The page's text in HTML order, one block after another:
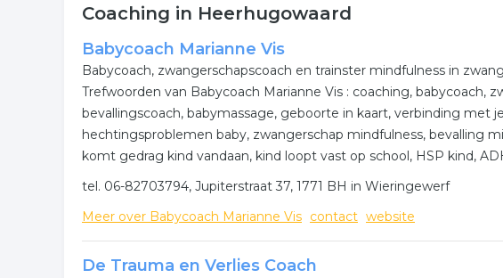
Heerhugowaard.
Wilt u meer weten over counseling in de regio? Klik op het item
komen of hoe u contact kunt opnemen. De volgende informatie is
Heerhugowaard.
Meer bedrijven in Heerhugowaard
Wij vonden meer informatie over coaching advies. De volgende
rubriek:
coachen counseling coaching advies coaching
.
Coaching in Heerhugowaard
Babycoach Marianne Vis
Babycoach, zwangerschapscoach en trainster mindfulness in
Trefwoorden van Babycoach Marianne Vis : coaching, babycoach,
bevallingscoach, babymassage, geboorte in kaart, verbinding met
hechtingsproblemen baby, zwangerschap mindfulness, bevalling
komt gedrag kind vandaan, kind loopt vast op school, HSP kind,
tel. 06-82703794, Jupiterstraat 37, 1771 BH in Wieringewerf
Meer over Babycoach Marianne Vis contact website
De Trauma en Verlies Coach